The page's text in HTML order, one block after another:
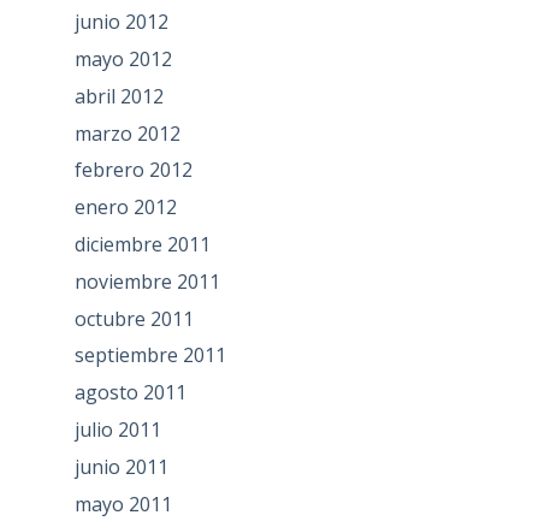
junio 2012
mayo 2012
abril 2012
marzo 2012
febrero 2012
enero 2012
diciembre 2011
noviembre 2011
octubre 2011
septiembre 2011
agosto 2011
julio 2011
junio 2011
mayo 2011